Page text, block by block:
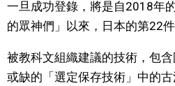
更多
人物訪談 official
一旦成功登錄，將是自2018年
的眾神們」以來，日本的第22
被教科文組織建議的技術，包
或缺的「選定保存技術」中的